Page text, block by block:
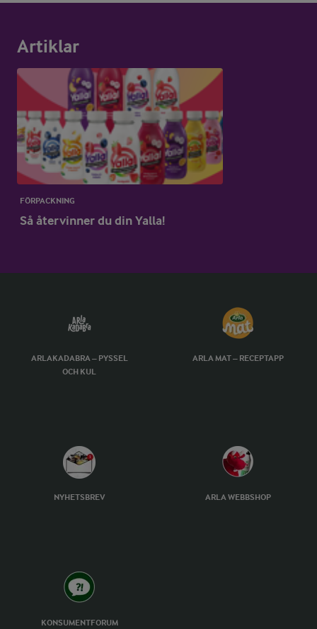
Artiklar
FÖRPACKNING
Så återvinner du din Yalla!
ARLAKADABRA – PYSSEL
OCH KUL
ARLA MAT – RECEPTAPP
NYHETSBREV ARLA WEBBSHOP
KONSUMENTFORUM